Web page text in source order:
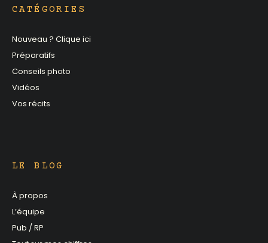
CATÉGORIES
Nouveau ? Clique ici
Préparatifs
Conseils photo
Vidéos
Vos récits
LE BLOG
À propos
L’équipe
Pub / RP